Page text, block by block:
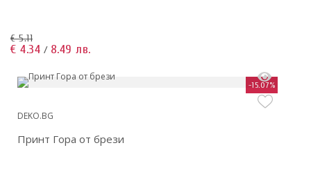
€ 5.11
€ 4.34 / 8.49 лв.
-15.07%
DEKO.BG
Принт Гора от брези